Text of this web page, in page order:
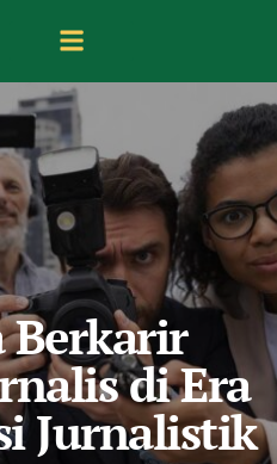
Berkarir
di Era
Jurnalistik